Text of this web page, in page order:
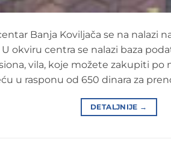
Banja Koviljača se na nalazi
U okviru centra se nalazi baza
vila, koje možete zakupiti po
u rasponu od 650 dinara za
DETALJNIJE →